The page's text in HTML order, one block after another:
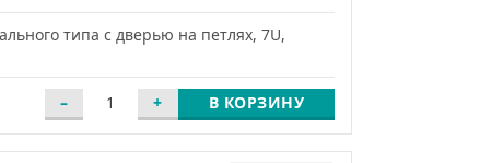
типа с дверью на петлях, 7U,
В КОРЗИНУ